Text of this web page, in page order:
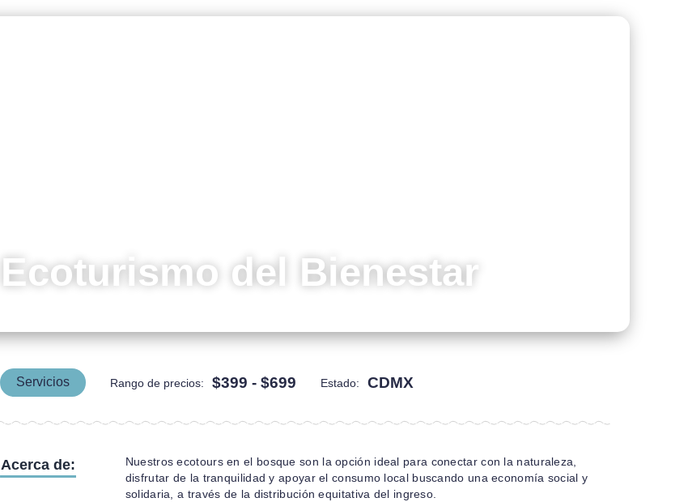
Ecoturismo del Bienestar
Servicios Rango de precios: $399 - $699 Estado: CDMX
Acerca de:
Nuestros ecotours en el bosque son la opción ideal para conectar con la naturaleza,
disfrutar de la tranquilidad y apoyar el consumo local buscando una economía social y
solidaria, a través de la distribución equitativa del ingreso.